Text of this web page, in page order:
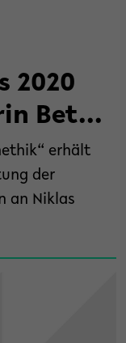
2020
Bet...
erhält
der
an Niklas